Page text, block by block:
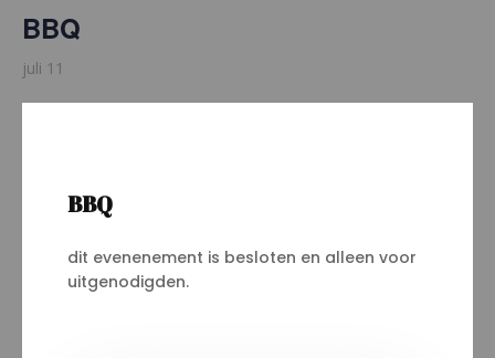
BBQ
juli 11
BBQ
dit evenenement is besloten en alleen voor
uitgenodigden.